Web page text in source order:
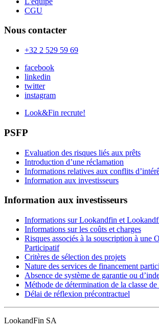
CGU
Nous contacter
+32 2 529 59 69
facebook
linkedin
twitter
instagram
Look&Fin recrute!
PSFP
Evaluation des risques liés aux prêts
Introduction d’une réclamation
Informations relatives aux conflits
Information aux investisseurs
Information aux investisseurs
Informations sur Lookandfin et
Informations sur les coûts et charges
Risques associés à la souscription à une
Participatif
Critères de sélection des projets
Nature des services de financement
Absence de système de garantie ou
Méthode de détermination de la classe de
Délai de réflexion précontractuel
LookandFin SA